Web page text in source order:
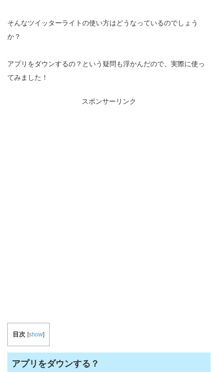
そんなツイッターライトの使い方はどうなっているのでしょう
か？
アプリをダウンするの？という疑問も浮かんだので、実際に使っ
てみました！
スポンサーリンク
目次 [show]
アプリをダウンする？